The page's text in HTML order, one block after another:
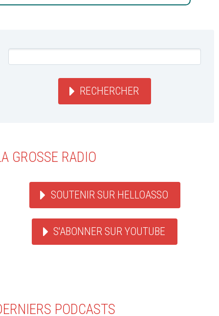
RECHERCHER
GROSSE RADIO
SOUTENIR SUR HELLOASSO
S'ABONNER SUR YOUTUBE
PODCASTS